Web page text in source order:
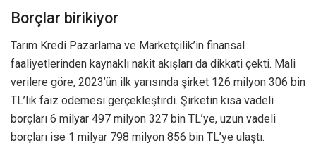
Borçlar birikiyor
Tarım Kredi Pazarlama ve Marketçilik’in finansal
faaliyetlerinden kaynaklı nakit akışları da dikkati çekti. Mali
verilere göre, 2023’ün ilk yarısında şirket 126 milyon 306 bin
TL’lik faiz ödemesi gerçekleştirdi. Şirketin kısa vadeli
borçları 6 milyar 497 milyon 327 bin TL’ye, uzun vadeli
borçları ise 1 milyar 798 milyon 856 bin TL’ye ulaştı.